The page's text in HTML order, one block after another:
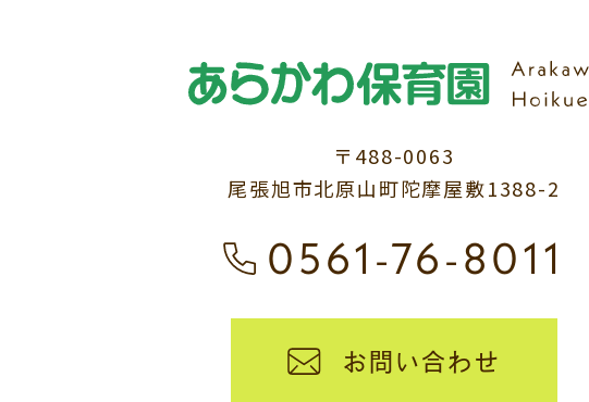
〒488-0063
尾張旭市北原山町陀摩屋敷1388-2
0561-76-8011
お問い合わせ